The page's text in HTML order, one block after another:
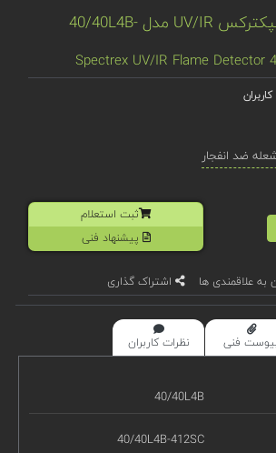
دتکتور شعله اسپکترکس UV/IR مدل 40/40L4B-
Spectrex UV/IR Flame Detector
ضد انفجار
ثبت استعلام
پیشنهاد فنی
به علاقمندی ها اشتراک گذاری
فنی نظرات کاربران
40/40L4B
40/40L4B-412SC